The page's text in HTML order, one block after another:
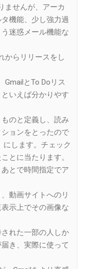
ませんが、アーカ
機能、少し強力過
迷惑メール機能な
からリリースをし
GmailとTo Doリス
いえば分かりやす
のと定義し、読み
ョンをとったので
にします。チェック
とに当たります。
とで時間指定でア
動画サイトへのリ
示上でその画像な
れた一部の人しか
き、実際に使って